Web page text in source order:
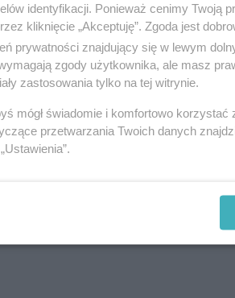
faza projektu będzie się
115 mieszkań oraz 6
o wydanie pozwolenia na
dwóch budynków, w sumie z 235
ani podać jego nazwy.
identyfikacji. Ponieważ cenimy Twoją
kliknięcie „Akceptuję”. Zgoda jest
prywatności znajdujący się w lewym
zgody użytkownika, ale masz
zastosowania tylko na tej witrynie.
mógł świadomie i komfortowo
przetwarzania Twoich danych